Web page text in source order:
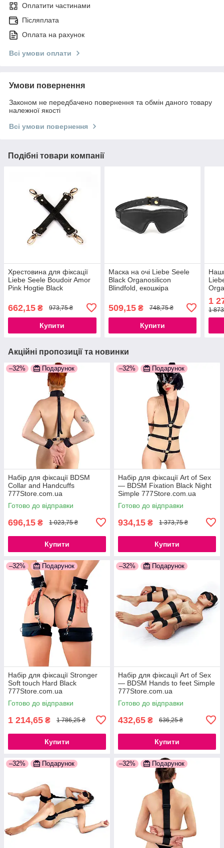
Оплатити частинами
Післяплата
Оплата на рахунок
Всі умови оплати
Умови повернення
Законом не передбачено повернення та обмін даного товару
належної якості
Всі умови повернення
Подібні товари компанії
Хрестовина для фіксації
Liebe Seele Boudoir Amor
Pink Hogtie Black
662,15 ₴ 973,75 ₴
Купити
Маска на очі Liebe Seele
Black Organosilicon
Blindfold, екошкіра
509,15₴ 748,75 ₴
Купити
1
1
Акційні пропозиції та новинки
–32% Подарунок
Набір для фіксації BDSM
Collar and Handcuffs
777Store.com.ua
Готово до відправки
696,15 ₴ 1 023,75 ₴
Купити
–32% Подарунок
Набір для фіксації Art of Sex
— BDSM Fixation Black Night
Simple 777Store.com.ua
Готово до відправки
934,15 ₴ 1 373,75 ₴
Купити
–32% Подарунок
Набір для фіксації Stronger
Soft touch Hard Black
777Store.com.ua
Готово до відправки
1 214,65 ₴ 1 786,25 ₴
Купити
–32% Подарунок
Набір для фіксації Art of Sex
— BDSM Hands to feet Simple
777Store.com.ua
Готово до відправки
432,65 ₴ 636,25 ₴
Купити
–32% Подарунок –32% Подарунок